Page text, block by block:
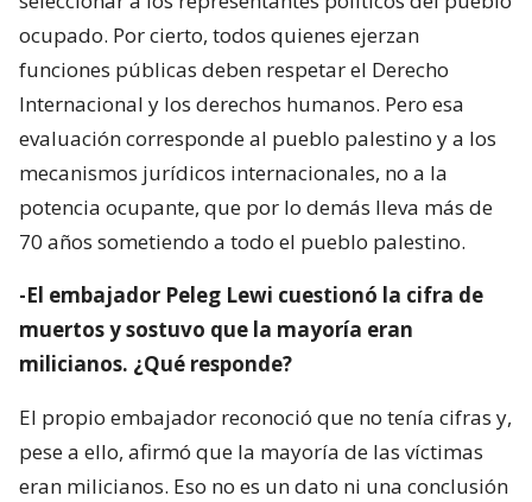
ocupado. Por cierto, todos quienes ejerzan
funciones públicas deben respetar el Derecho
Internacional y los derechos humanos. Pero esa
evaluación corresponde al pueblo palestino y a los
mecanismos jurídicos internacionales, no a la
potencia ocupante, que por lo demás lleva más de
70 años sometiendo a todo el pueblo palestino.
-El embajador Peleg Lewi cuestionó la cifra de
muertos y sostuvo que la mayoría eran
milicianos. ¿Qué responde?
El propio embajador reconoció que no tenía cifras y,
pese a ello, afirmó que la mayoría de las víctimas
eran milicianos. Eso no es un dato ni una conclusión